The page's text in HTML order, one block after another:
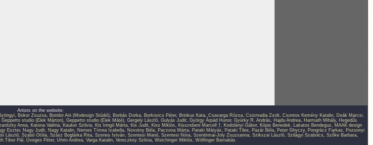
Artists on the website:
, Bokor Zsuzsa, Bondor Ani (Modesign Stúdió), Borbás Dorka, Borkovics Péter, Brinkus Kata, Csavarga Rózsa, Csizmadia Zsolt, Csontos Kemény Katalin, Deák Marcsi,
Geppetto studio (Elek Márton), Geppetto studio (Elek Máté), Gergely László, Gulyás Judit, György Árpád Hunor, Gyürky R. András, Hajdu Andrea, Harmath Mihály, Hegedűs
Anna, Katona Valéria, Kauker Szilvia, Kis Iringó Márta, Kis Judit, Kiss Miklós, Kisszebeni Marcell †, Kodolányi Gábor, Kópis Benedek, Lakatos Bendeguz, MAAK design
Eszter, Nagy Judit, Nagy Katalin, Nemes Tímea Izabella, Novotny Béla, Paczona Márta, Pataki Mátyás, Pataki Tiles, Pazár Béla, Peter Ghyczy, Pongrácz Farkas, Pozsonyi
László, Szabó Otília, Szász Boglárka Rita, Szenes István, Szentesi Manó, Szentesi Nóra, Szentirmai-Joly Zsuzsanna, Szikszai László, Szilágyi Szabolcs, Szőke Barbara,
Tibor Pál, Üveges Péter, Uhrin Andrea, Varga Katalin, Vereczkey Szilvia, Weichinger Miklós, Wölfinger Barnabás